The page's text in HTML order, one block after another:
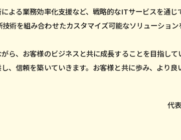
る業務効率化支援など、戦略的なITサービスを通じ
術を組み合わせたカスタマイズ可能なソリューショ
ら、お客様のビジネスと共に成長することを目指し
、信頼を築いていきます。お客様と共に歩み、より
代